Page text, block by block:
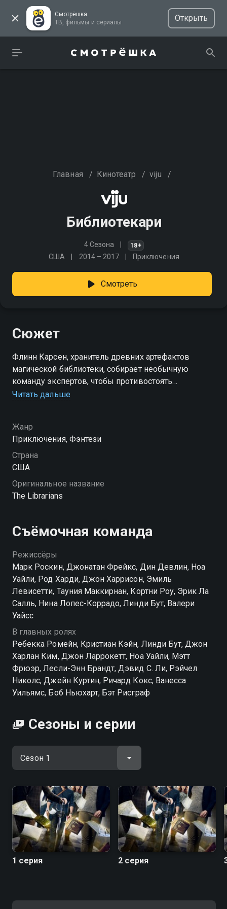
Смотрёшка
ТВ, фильмы и сериалы
Открыть
Главная / Кинотеатр / viju /
Библиотекари
4 Сезона 18+
США 2014 – 2017 Приключения
Смотреть
Сюжет
Флинн Карсен, хранитель древних артефактов
магической библиотеки, собирает необычную
команду экспертов, чтобы противостоять
мистическому злу древнего Братства Змей. Во
миру.
Читать дальше
Жанр
Приключения, Фэнтези
Страна
США
Оригинальное название
The Librarians
Съёмочная команда
Режиссёры
Марк Роскин, Джонатан Фрейкс, Дин Девлин, Ноа
Уайли, Род Харди, Джон Харрисон, Эмиль
Левисетти, Тауния Маккирнан, Кортни Роу, Эрик Ла
Салль, Нина Лопес-Коррадо, Линди Бут, Валери
Уайсс
В главных ролях
Ребекка Ромейн, Кристиан Кэйн, Линди Бут, Джон
Харлан Ким, Джон Ларрокетт, Ноа Уайли, Мэтт
Фрюэр, Лесли-Энн Брандт, Дэвид С. Ли, Рэйчел
Николс, Джейн Куртин, Ричард Кокс, Ванесса
Уильямс, Боб Ньюхарт, Бэт Рисграф
Сезоны и серии
1 серия 2 серия